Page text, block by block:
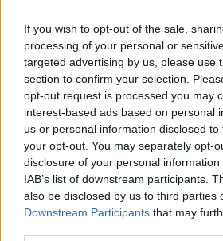
If you wish to opt-out of the sale,
processing of your personal or
targeted advertising by us, please use
section to confirm your selection.
opt-out request is processed you may
interest-based ads based on personal
us or personal information disclosed
your opt-out. You may separately opt-
disclosure of your personal
IAB’s list of downstream participants.
also be disclosed by us to third parties
Downstream Participants that may
το ΕΣΥ «αιμορραγεί», 44
μεταφράζονται σε κάτι
που θα σωθούν.Αυτή είναι
είδηση .